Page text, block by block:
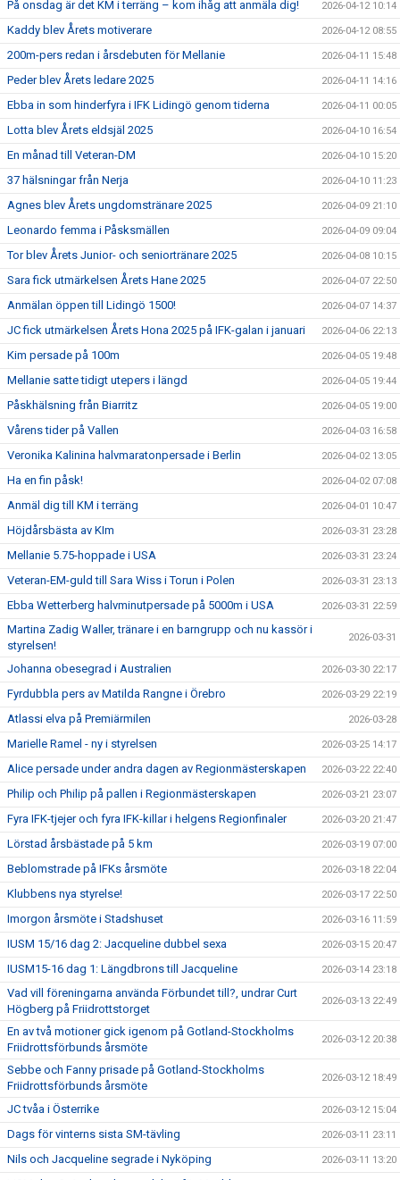
På onsdag är det KM i terräng – kom ihåg att anmäla dig! 2026-04-12 10:14
Kaddy blev Årets motiverare 2026-04-12 08:55
200m-pers redan i årsdebuten för Mellanie 2026-04-11 15:48
Peder blev Årets ledare 2025 2026-04-11 14:16
Ebba in som hinderfyra i IFK Lidingö genom tiderna 2026-04-11 00:05
Lotta blev Årets eldsjäl 2025 2026-04-10 16:54
En månad till Veteran-DM 2026-04-10 15:20
37 hälsningar från Nerja 2026-04-10 11:23
Agnes blev Årets ungdomstränare 2025 2026-04-09 21:10
Leonardo femma i Påsksmällen 2026-04-09 09:04
Tor blev Årets Junior- och seniortränare 2025 2026-04-08 10:15
Sara fick utmärkelsen Årets Hane 2025 2026-04-07 22:50
Anmälan öppen till Lidingö 1500! 2026-04-07 14:37
JC fick utmärkelsen Årets Hona 2025 på IFK-galan i januari 2026-04-06 22:13
Kim persade på 100m 2026-04-05 19:48
Mellanie satte tidigt utepers i längd 2026-04-05 19:44
Påskhälsning från Biarritz 2026-04-05 19:00
Vårens tider på Vallen 2026-04-03 16:58
Veronika Kalinina halvmaratonpersade i Berlin 2026-04-02 13:05
Ha en fin påsk! 2026-04-02 07:08
Anmäl dig till KM i terräng 2026-04-01 10:47
Höjdårsbästa av KIm 2026-03-31 23:28
Mellanie 5.75-hoppade i USA 2026-03-31 23:24
Veteran-EM-guld till Sara Wiss i Torun i Polen 2026-03-31 23:13
Ebba Wetterberg halvminutpersade på 5000m i USA 2026-03-31 22:59
Martina Zadig Waller, tränare i en barngrupp och nu kassör i
styrelsen!
2026-03-31
Johanna obesegrad i Australien 2026-03-30 22:17
Fyrdubbla pers av Matilda Rangne i Örebro 2026-03-29 22:19
Atlassi elva på Premiärmilen 2026-03-28
Marielle Ramel - ny i styrelsen 2026-03-25 14:17
Alice persade under andra dagen av Regionmästerskapen 2026-03-22 22:40
Philip och Philip på pallen i Regionmästerskapen 2026-03-21 23:07
Fyra IFK-tjejer och fyra IFK-killar i helgens Regionfinaler 2026-03-20 21:47
Lörstad årsbästade på 5 km 2026-03-19 07:00
Beblomstrade på IFKs årsmöte 2026-03-18 22:04
Klubbens nya styrelse! 2026-03-17 22:50
Imorgon årsmöte i Stadshuset 2026-03-16 11:59
IUSM 15/16 dag 2: Jacqueline dubbel sexa 2026-03-15 20:47
IUSM15-16 dag 1: Längdbrons till Jacqueline 2026-03-14 23:18
Vad vill föreningarna använda Förbundet till?, undrar Curt
Högberg på Friidrottstorget
2026-03-13 22:49
En av två motioner gick igenom på Gotland-Stockholms
Friidrottsförbunds årsmöte
2026-03-12 20:38
Sebbe och Fanny prisade på Gotland-Stockholms
Friidrottsförbunds årsmöte
2026-03-12 18:49
JC tvåa i Österrike 2026-03-12 15:04
Dags för vinterns sista SM-tävling 2026-03-11 23:11
Nils och Jacqueline segrade i Nyköping 2026-03-11 13:20